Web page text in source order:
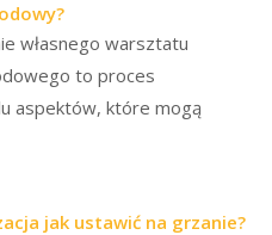
własnego warsztatu
to proces
aspektów, które mogą
jak ustawić na grzanie?